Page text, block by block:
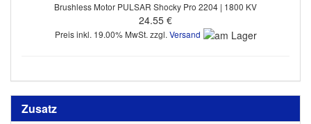
Brushless Motor PULSAR Shocky Pro 2204 | 1800 KV
24.55 €
Preis inkl. 19.00% MwSt. zzgl. Versand
Zusatz